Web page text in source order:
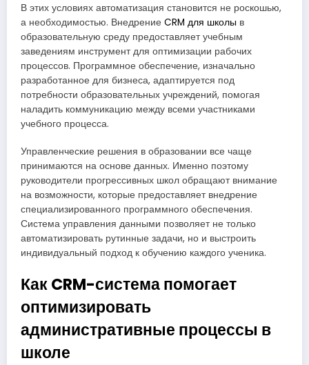
В этих условиях автоматизация становится не роскошью,
а необходимостью. Внедрение CRM для школы в
образовательную среду предоставляет учебным
заведениям инструмент для оптимизации рабочих
процессов. Программное обеспечение, изначально
разработанное для бизнеса, адаптируется под
потребности образовательных учреждений, помогая
наладить коммуникацию между всеми участниками
учебного процесса.
Управленческие решения в образовании все чаще
принимаются на основе данных. Именно поэтому
руководители прогрессивных школ обращают внимание
на возможности, которые предоставляет внедрение
специализированного программного обеспечения.
Система управления данными позволяет не только
автоматизировать рутинные задачи, но и выстроить
индивидуальный подход к обучению каждого ученика.
Как CRM-система помогает
оптимизировать
административные процессы в
школе